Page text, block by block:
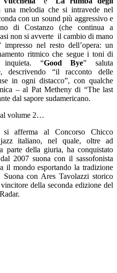
melodia che si intravede nel
con un sound più aggressivo e
di Costanzo (che continua a
non si avverte il cambio di mano
impresso nel resto dell’opera: un
ritmico che segue i toni di
inquieta. “Good Bye” saluta
descrivendo “il racconto delle
in ogni distacco”, con qualche
– al Pat Metheny di “The last
dal sapore sudamericano.
al volume 2…
afferma al Concorso Chicco
italiano, nel quale, oltre ad
parte della giuria, ha conquistato
2007 suona con il sassofonista
il mondo esportando la tradizione
Suona con Ares Tavolazzi storico
della seconda edizione del